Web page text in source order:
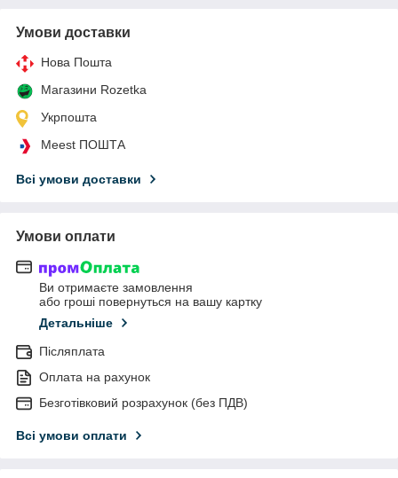
Умови доставки
Нова Пошта
Магазини Rozetka
Укрпошта
Meest ПОШТА
Всі умови доставки
Умови оплати
Ви отримаєте замовлення
або гроші повернуться на вашу картку
Детальніше
Післяплата
Оплата на рахунок
Безготівковий розрахунок (без ПДВ)
Всі умови оплати